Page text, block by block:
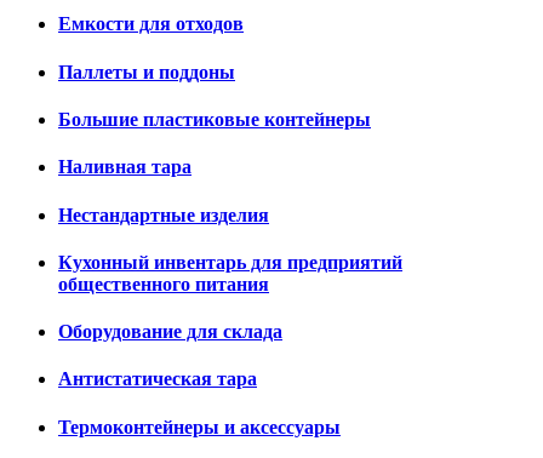
Емкости для отходов
Паллеты и поддоны
Большие пластиковые контейнеры
Наливная тара
Нестандартные изделия
Кухонный инвентарь для предприятий
общественного питания
Оборудование для склада
Антистатическая тара
Термоконтейнеры и аксессуары